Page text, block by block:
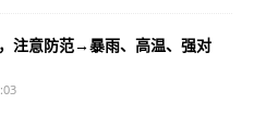
注意防范→暴雨、高温、强对